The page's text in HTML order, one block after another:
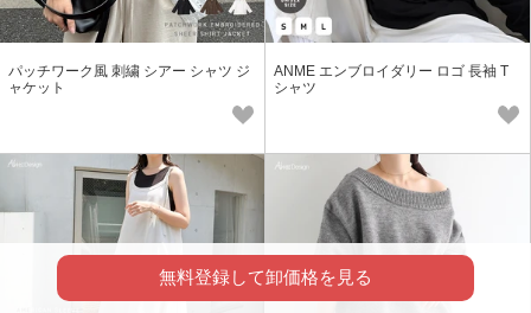
パッチワーク風 刺繍 シアー シャツ ジ
ャケット
ANME エンブロイダリー ロゴ 長袖 T
シャツ
無料登録して卸価格を見る